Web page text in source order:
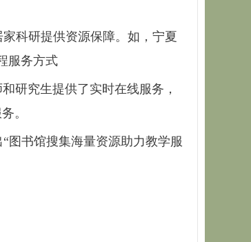
科研提供资源保障。如，宁夏
服务方式
研究生提供了实时在线服务，
。
图书馆搜集海量资源助力教学服